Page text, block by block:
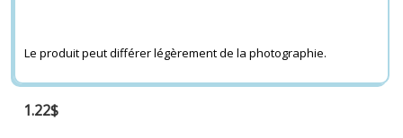
Le produit peut différer légèrement de la photographie.
1.22$